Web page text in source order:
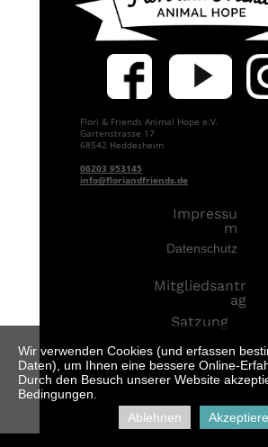
Satzung
Mitgliedsantr
ag
Impressu
m
Datenschutz
Flori & Friends Animal Hope e.V.
Gartenstrasse 17
68542 Heddesheim
06203 953145
info@floriandfriends.de
Wir verwenden Cookies (und erfassen
Daten), um Ihnen eine bessere Online-
Durch den Besuch unserer Website
Bedingungen.
Ablehnen